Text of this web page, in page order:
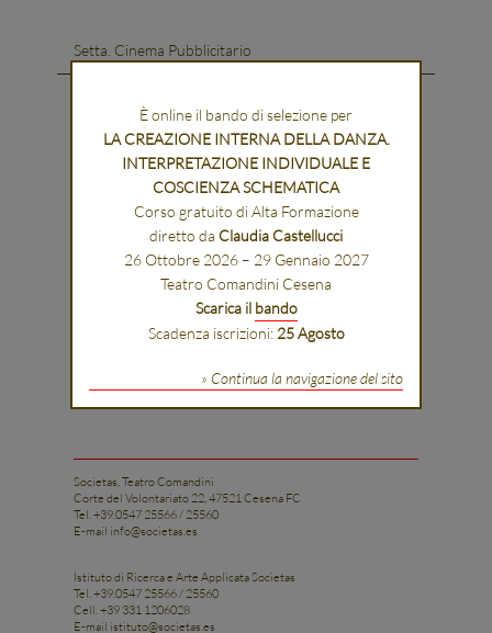
Setta. Cinema Pubblicitario
08/10/2016
Spazio Tesco, Vicolo delle Vergini 13, Faenza, IT
Setta. Cinema Pubblicitario
kartfaenza.wordpress.com
Societas, Teatro Comandini
Corte del Volontariato 22, 47521 Cesena FC
Tel. +39.0547 25566 / 25560
E-mail info@societas.es
Istituto di Ricerca e Arte Applicata Societas
Tel. +39.0547 25566 / 25560
Cell. +39 331 1206028
E-mail istituto@societas.es
È online il bando di selezione per
LA CREAZIONE INTERNA DELLA DANZA.
INTERPRETAZIONE INDIVIDUALE E
COSCIENZA SCHEMATICA
Corso gratuito di Alta Formazione
diretto da Claudia Castellucci
26 Ottobre 2026 – 29 Gennaio 2027
Teatro Comandini Cesena
Scarica il bando
Scadenza iscrizioni: 25 Agosto
» Continua la navigazione del sito